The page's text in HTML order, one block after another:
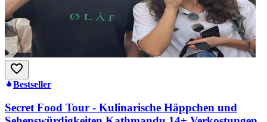
Bestseller
Secret Food Tour - Kulinarische Häppchen und